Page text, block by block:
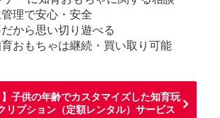
理で安心・安全
から思い切り遊べる
おもちゃは継続・買い取り可能
】子供の年齢でカスタマイズした知育玩
リプション（定額レンタル）サービス